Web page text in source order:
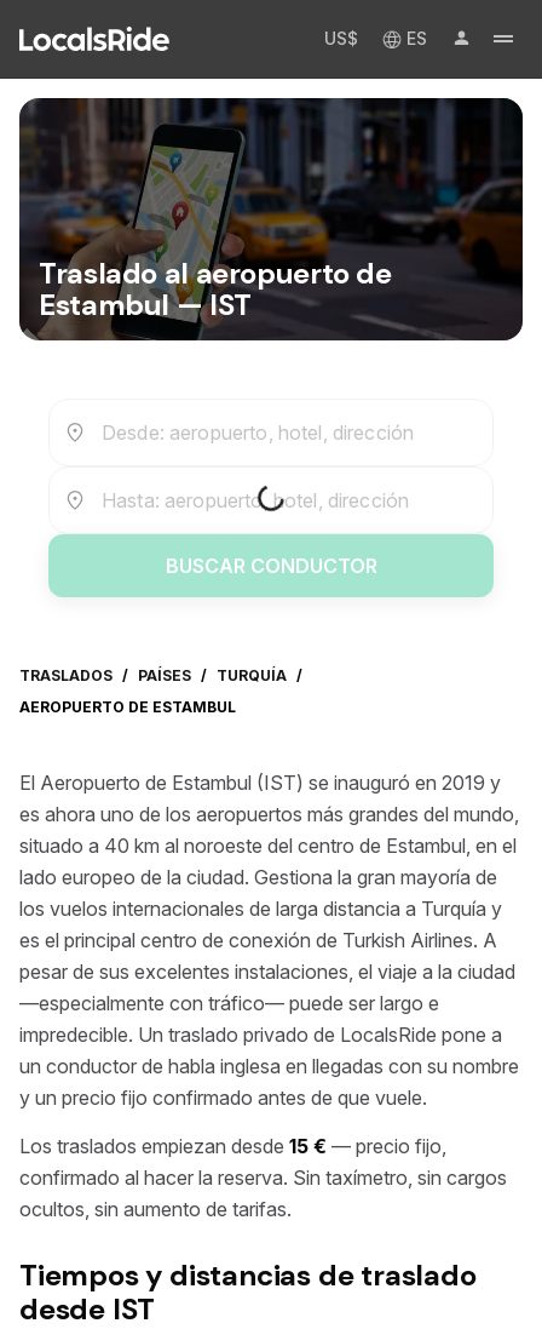
US$ ES
Traslado al aeropuerto de
Estambul — IST
Desde: aeropuerto, hotel, dirección
Hasta: aeropuerto, hotel, dirección
BUSCAR CONDUCTOR
TRASLADOS / PAÍSES / TURQUÍA /
AEROPUERTO DE ESTAMBUL
El Aeropuerto de Estambul (IST) se inauguró en 2019 y
es ahora uno de los aeropuertos más grandes del mundo,
situado a 40 km al noroeste del centro de Estambul, en el
lado europeo de la ciudad. Gestiona la gran mayoría de
los vuelos internacionales de larga distancia a Turquía y
es el principal centro de conexión de Turkish Airlines. A
pesar de sus excelentes instalaciones, el viaje a la ciudad
—especialmente con tráfico— puede ser largo e
impredecible. Un traslado privado de LocalsRide pone a
un conductor de habla inglesa en llegadas con su nombre
y un precio fijo confirmado antes de que vuele.
Los traslados empiezan desde 15 € — precio fijo,
confirmado al hacer la reserva. Sin taxímetro, sin cargos
ocultos, sin aumento de tarifas.
Tiempos y distancias de traslado
desde IST